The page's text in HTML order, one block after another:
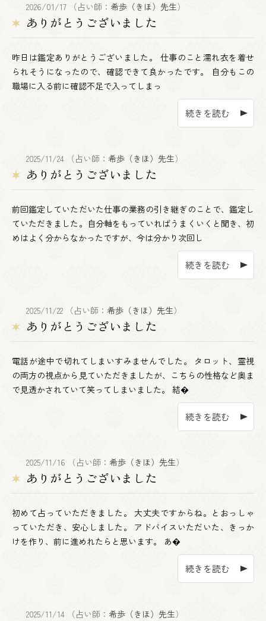
2026/01/17 （占い師： 希歩（きほ）先生）
ありがとうございました
昨日は鑑定ありがとうございました。 仕事のこと濡れ衣を着せ
られそうになったので、確認できて良かったです。 自分もこの
職場に入る前に確認不足で入ってしまっ
続きを読む
2025/11/24 （占い師： 希歩（きほ）先生）
ありがとうございました
前回鑑定していただいた仕事の業務の引き継ぎのことで、鑑定し
ていただきました。自分軸をもっていればうまくいくと聞き、初
めはよく分からなかったですが、今は分かり次回し
続きを読む
2025/11/22 （占い師： 希歩（きほ）先生）
ありがとうございました
電話が途中で切れてしまいすみませんでした。 タロット、霊視
の両方の視点から見ていただきましたが、こちらの性格など奥ま
で見透かされていて笑ってしまいました。 結�
続きを読む
2025/11/16 （占い師： 希歩（きほ）先生）
ありがとうございました
初めて占っていただきました。 大丈夫ですからね。とおっしゃ
っていただき、安心しました。 アドバイスいただいた、きっか
けを作り、前に進めれたらと思います。 あ�
続きを読む
2025/11/14 （占い師： 希歩（きほ）先生）